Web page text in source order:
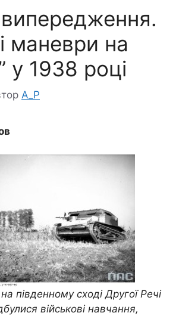
маневри на
у 1938 році
A_P
південному сході Другої Речі
військові навчання,